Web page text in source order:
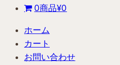
0商品¥0
ホーム
カート
お問い合わせ